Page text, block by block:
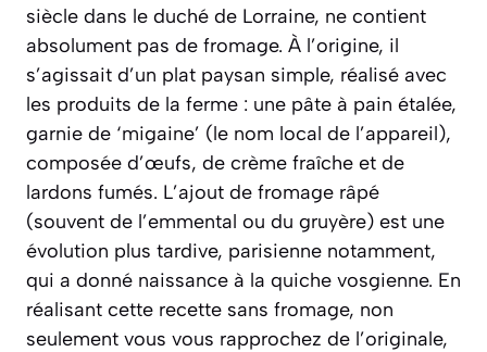
siècle dans le duché de Lorraine, ne contient
absolument pas de fromage. À l’origine, il
s’agissait d’un plat paysan simple, réalisé avec
les produits de la ferme : une pâte à pain étalée,
garnie de ‘migaine’ (le nom local de l’appareil),
composée d’œufs, de crème fraîche et de
lardons fumés. L’ajout de fromage râpé
(souvent de l’emmental ou du gruyère) est une
évolution plus tardive, parisienne notamment,
qui a donné naissance à la quiche vosgienne. En
réalisant cette recette sans fromage, non
seulement vous vous rapprochez de l’originale,